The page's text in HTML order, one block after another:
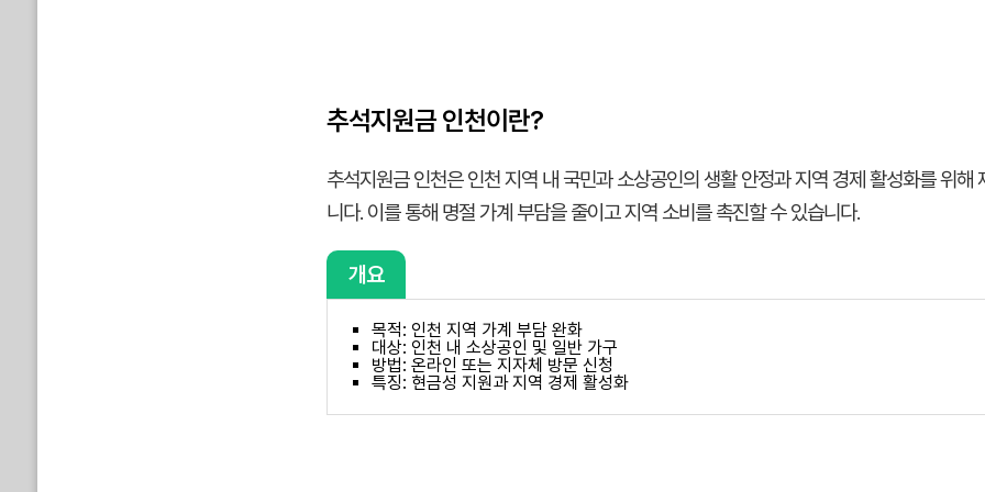
추석지원금 인천이란?
추석지원금 인천은 인천 지역 내 국민과 소상공인의 생활 안정과 지역 경제 활성화를 위해
니다. 이를 통해 명절 가계 부담을 줄이고 지역 소비를 촉진할 수 있습니다.
개요
목적: 인천 지역 가계 부담 완화
대상: 인천 내 소상공인 및 일반 가구
방법: 온라인 또는 지자체 방문 신청
특징: 현금성 지원과 지역 경제 활성화